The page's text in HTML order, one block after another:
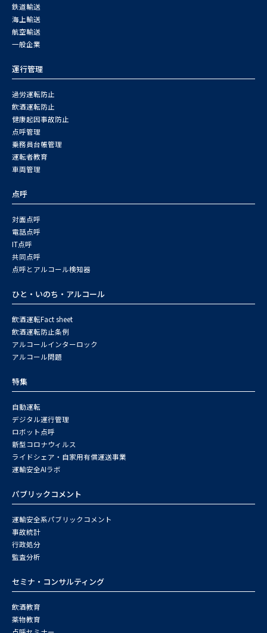
鉄道輸送
海上輸送
航空輸送
一般企業
運行管理
過労運転防止
飲酒運転防止
健康起因事故防止
点呼管理
乗務員台帳管理
運転者教育
車両管理
点呼
対面点呼
電話点呼
IT点呼
共同点呼
点呼とアルコール検知器
ひと・いのち・アルコール
飲酒運転Fact sheet
飲酒運転防止条例
アルコールインターロック
アルコール問題
特集
自動運転
デジタル運行管理
ロボット点呼
新型コロナウィルス
ライドシェア・自家用有償運送事業
運輸安全AIラボ
パブリックコメント
運輸安全系パブリックコメント
事故統計
行政処分
監査分析
セミナ・コンサルティング
飲酒教育
薬物教育